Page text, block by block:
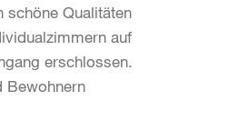
schöne Qualitäten
auf
erschlossen.
Bewohnern